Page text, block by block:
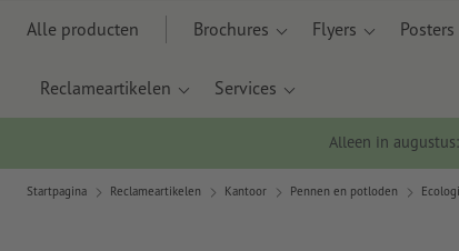
Alle producten Brochures Flyers Posters
Reclameartikelen Services
Alleen in augustus:
Startpagina Reclameartikelen Kantoor Pennen en potloden